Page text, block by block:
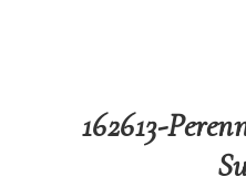
162613-